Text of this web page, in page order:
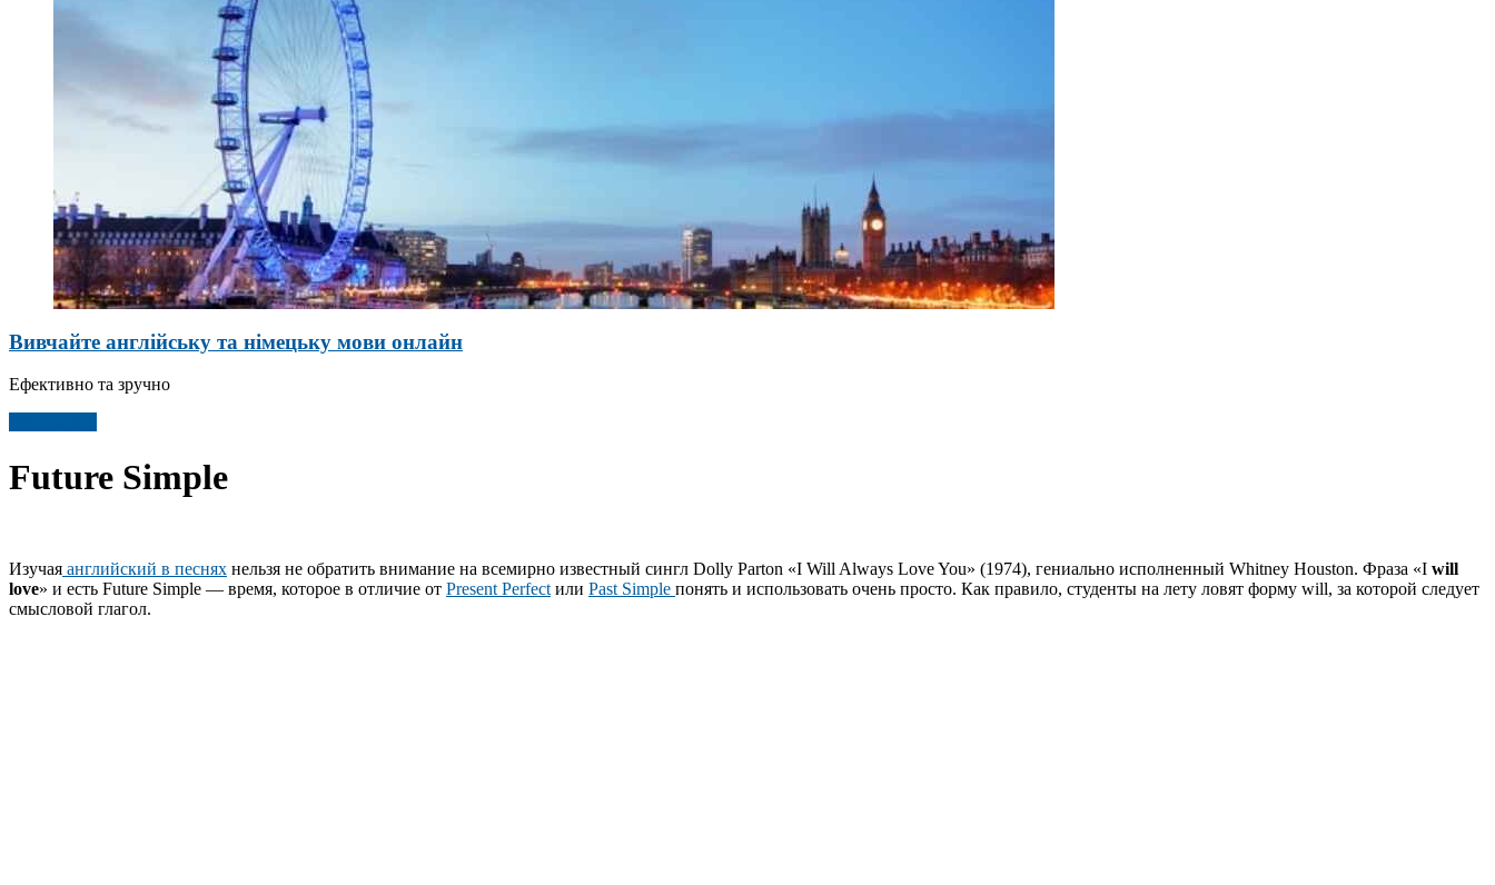
Вивчайте англійську та німецьку мови онлайн
Ефективно та зручно
Future Simple
Изучая английский в песнях нельзя не обратить внимание на всемирно известный сингл Dolly Parton «I Will Always Love You» (1974), гениально исполненный Whitney Houston. Фраза «I will
love» и есть Future Simple — время, которое в отличие от Present Perfect или Past Simple понять и использовать очень просто. Как правило, студенты на лету ловят форму will, за которой следует
смысловой глагол.